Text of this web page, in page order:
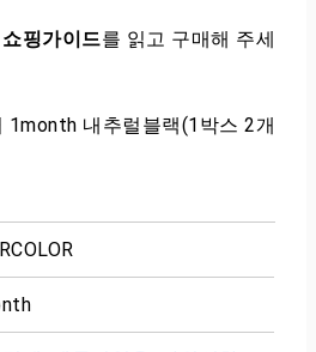
쇼핑가이드를 읽고 구매해 주세
1month 내추럴블랙(1박스 2개